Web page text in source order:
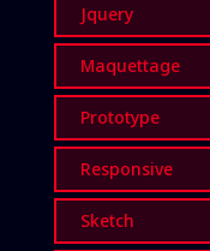
Jquery
Maquettage
Prototype
Responsive
Sketch